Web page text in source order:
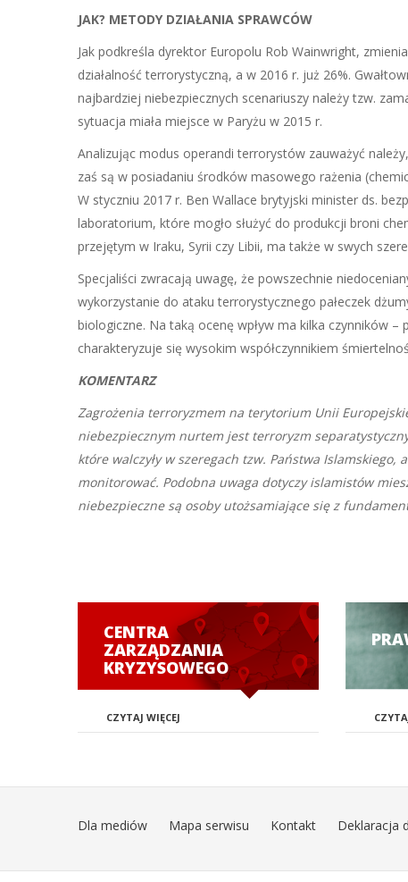
JAK? METODY DZIAŁANIA SPRAWCÓW
Jak podkreśla dyrektor Europolu Rob Wainwright,
działalność terrorystyczną, a w 2016 r. już 26%.
najbardziej niebezpiecznych scenariuszy należy tzw.
sytuacja miała miejsce w Paryżu w 2015 r.
Analizując modus operandi terrorystów zauważyć
zaś są w posiadaniu środków masowego rażenia
W styczniu 2017 r. Ben Wallace brytyjski minister ds.
laboratorium, które mogło służyć do produkcji broni
przejętym w Iraku, Syrii czy Libii, ma także w swych
Specjaliści zwracają uwagę, że powszechnie
wykorzystanie do ataku terrorystycznego pałeczek
biologiczne. Na taką ocenę wpływ ma kilka czynników
charakteryzuje się wysokim współczynnikiem
KOMENTARZ
Zagrożenia terroryzmem na terytorium Unii
niebezpiecznym nurtem jest terroryzm
które walczyły w szeregach tzw. Państwa
monitorować. Podobna uwaga dotyczy islamistów
niebezpieczne są osoby utożsamiające się z
CENTRA
ZARZĄDZANIA
KRYZYSOWEGO
CZYTAJ WIĘCEJ
Dla mediów Mapa serwisu Kontakt Deklaracja